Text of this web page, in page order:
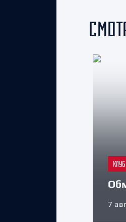
КЛУБ
7